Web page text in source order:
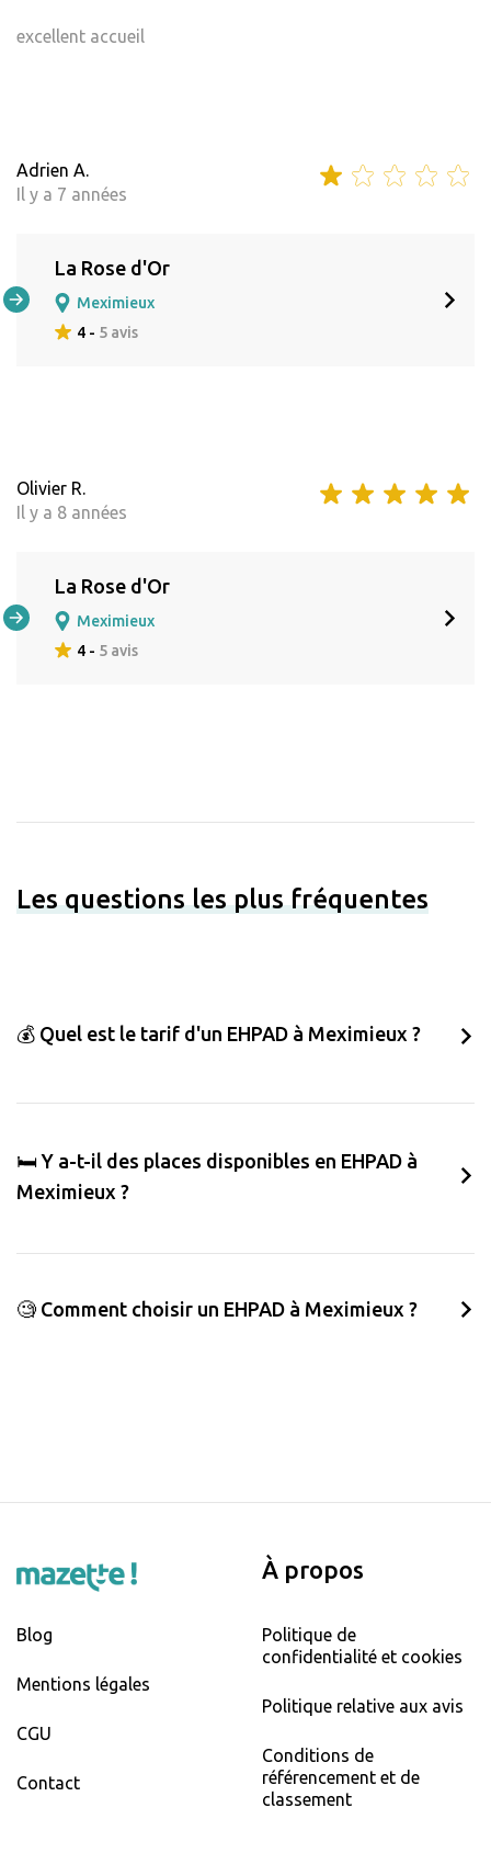
excellent accueil
Adrien A.
Il y a 7 années
La Rose d'Or
Meximieux
4 - 5 avis
Olivier R.
Il y a 8 années
La Rose d'Or
Meximieux
4 - 5 avis
Les questions les plus fréquentes
💰 Quel est le tarif d'un EHPAD à Meximieux ?
🛏️ Y a-t-il des places disponibles en EHPAD à
Meximieux ?
🧐 Comment choisir un EHPAD à Meximieux ?
Blog
Mentions légales
CGU
Contact
À propos
Politique de
confidentialité et cookies
Politique relative aux avis
Conditions de
référencement et de
classement